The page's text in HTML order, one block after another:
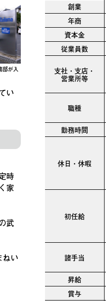
部が入
い
時
家
武
ねい
創業
年商
資本金
従業員数
支社・支店・
営業所等
職種
勤務時間
休日・休暇
初任給
諸手当
昇給
賞与